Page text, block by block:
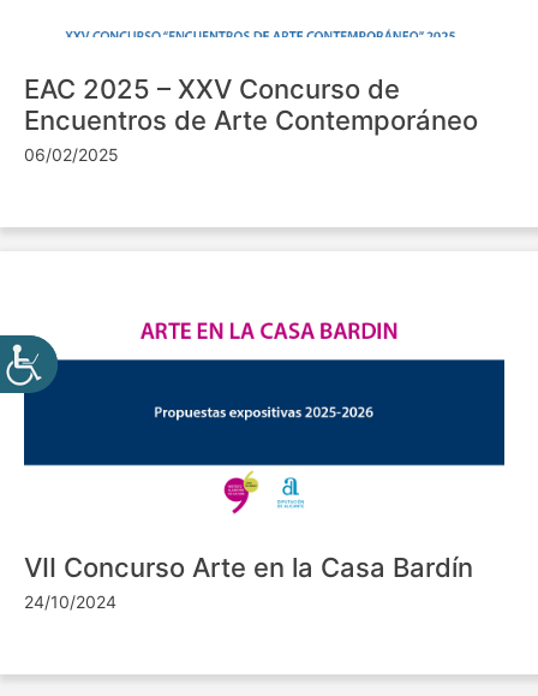
EAC 2025 – XXV Concurso de
Encuentros de Arte Contemporáneo
06/02/2025
VII Concurso Arte en la Casa Bardín
24/10/2024